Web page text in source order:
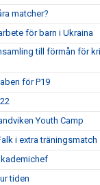
matcher?
för barn i Ukraina
till förmån för
för P19
Youth Camp
i extra träningsmatch
tiden